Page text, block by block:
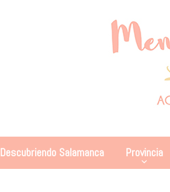
Descubriendo Salamanca Provincia